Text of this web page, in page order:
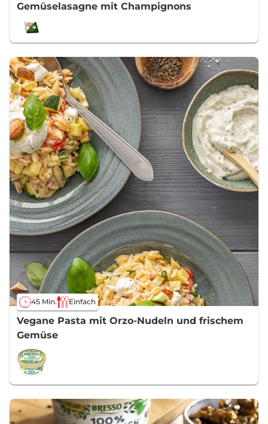
Gemüselasagne mit Champignons
45 Min. Einfach
Vegane Pasta mit Orzo-Nudeln und frischem
Gemüse